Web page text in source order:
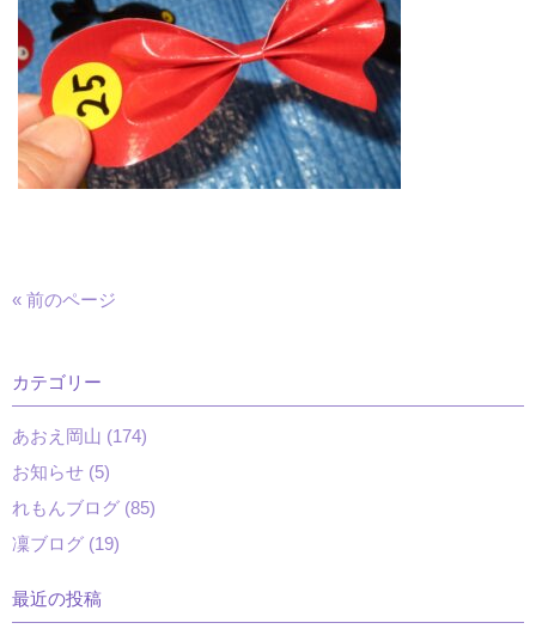
« 前のページ
カテゴリー
あおえ岡山 (174)
お知らせ (5)
れもんブログ (85)
凜ブログ (19)
最近の投稿